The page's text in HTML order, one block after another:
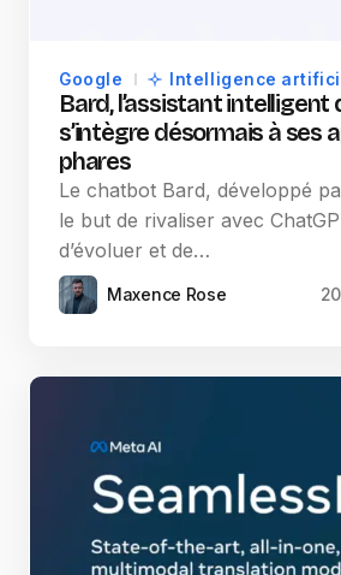
Google Intelligence
Bard, l’assistant intelligent
s’intègre désormais à ses
phares
Le chatbot Bard, développé
le but de rivaliser avec
d’évoluer et de…
Maxence Rose